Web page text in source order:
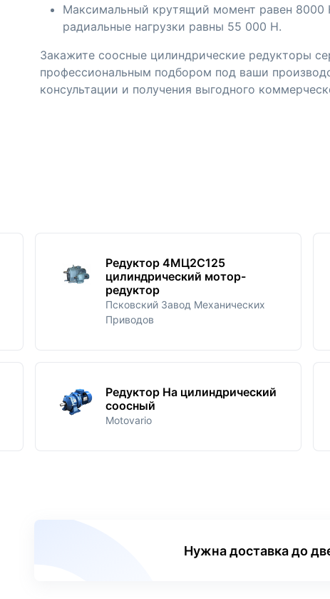
Максимальный крутящий момент равен
радиальные нагрузки равны 55 000 Н.
Закажите соосные цилиндрические редукторы
профессиональным подбором под ваши
консультации и получения выгодного
Редуктор 4МЦ2С125
цилиндрический мотор-
редуктор
Псковский Завод Механических
Приводов
Редуктор Ha цилиндрический
соосный
Motovario
Нужна доставка до